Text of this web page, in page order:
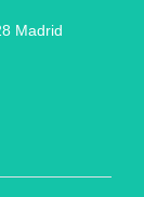
Madrid